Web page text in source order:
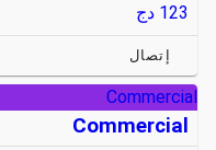
123 دج
إتصال
Commercial
Commercial